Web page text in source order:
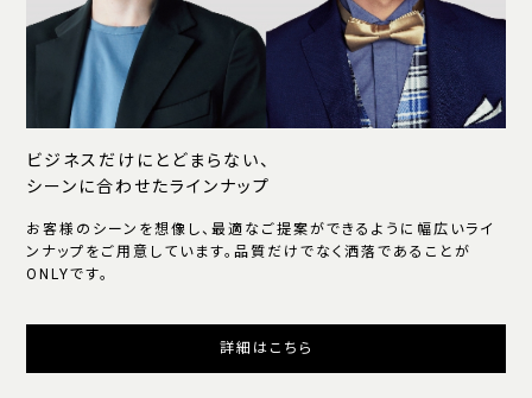
ビジネスだけにとどまらない、
シーンに合わせたラインナップ
お客様のシーンを想像し、最適なご提案ができるように幅広いライ
ンナップをご用意しています。品質だけでなく洒落であることが
ONLYです。
詳細はこちら